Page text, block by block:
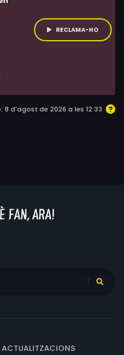
Lynn Marocola, Paugh
RECLAMA-HO
d'agost de 2026 a les 12:33
ACTUALITZACIONS